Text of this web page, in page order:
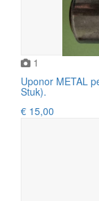
1
Uponor METAL
Stuk).
€ 15,00